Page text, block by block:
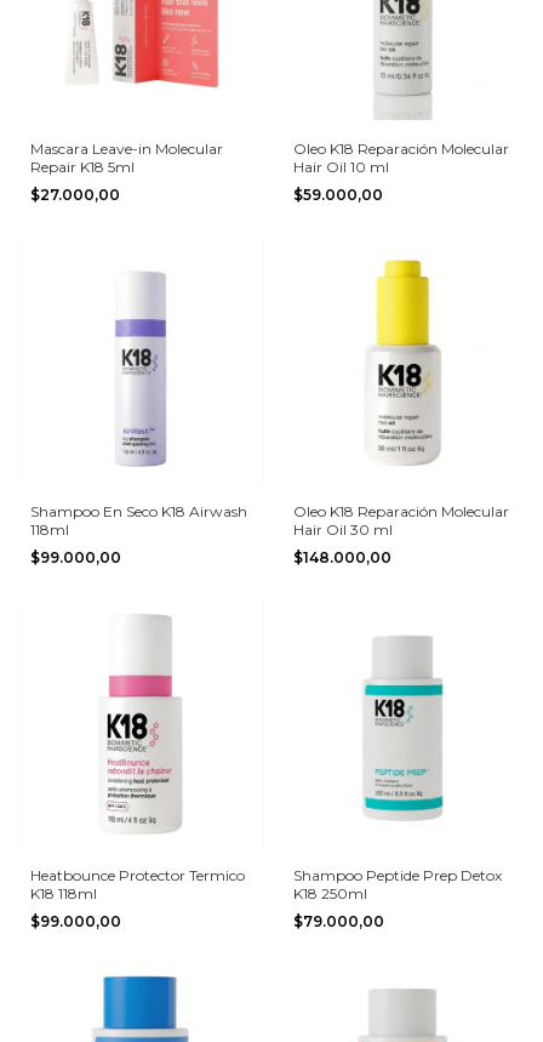
Mascara Leave-in Molecular
Repair K18 5ml
$27.000,00
Oleo K18 Reparación Molecular
Hair Oil 10 ml
$59.000,00
Shampoo En Seco K18 Airwash
118ml
$99.000,00
Oleo K18 Reparación Molecular
Hair Oil 30 ml
$148.000,00
Heatbounce Protector Termico
K18 118ml
$99.000,00
Shampoo Peptide Prep Detox
K18 250ml
$79.000,00